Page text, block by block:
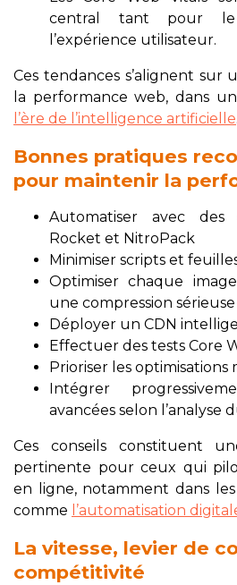
central tant pour
l’expérience utilisateur.
Ces tendances s’alignent sur
la performance web, dans
l’ère de l’intelligence artificielle
Bonnes pratiques
pour maintenir la
Automatiser avec
Rocket et NitroPack
Minimiser scripts et
Optimiser chaque
une compression sérieuse
Déployer un CDN
Effectuer des tests Core
Prioriser les optimisations
Intégrer
avancées selon l’analyse
Ces conseils constituent
pertinente pour ceux qui
en ligne, notamment dans
comme l’automatisation
La vitesse, levier de
compétitivité